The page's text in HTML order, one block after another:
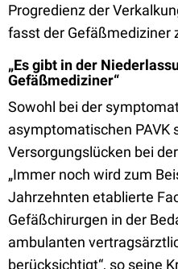
Progredienz der
fasst der Gefäßmediziner
„Es gibt in der
Gefäßmediziner“
Sowohl bei der
asymptomatischen PAVK
Versorgungslücken bei
„Immer noch wird zum
Jahrzehnten etablierte
Gefäßchirurgen in der
ambulanten
berücksichtigt“, so seine